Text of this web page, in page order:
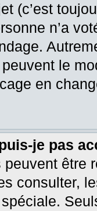
(c’est
n’a
le
en
je pas
peuvent être
consulter,